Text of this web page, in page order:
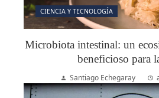
CIENCIA Y TECNOLOGÍA
Microbiota intestinal: un
beneficioso para
Santiago Echegaray